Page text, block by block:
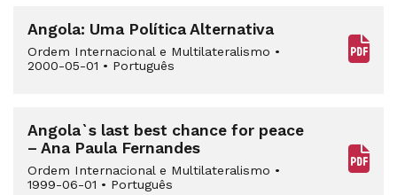
Angola: Uma Política Alternativa
Ordem Internacional e Multilateralismo •
2000-05-01 • Português
Angola`s last best chance for peace
– Ana Paula Fernandes
Ordem Internacional e Multilateralismo •
1999-06-01 • Português